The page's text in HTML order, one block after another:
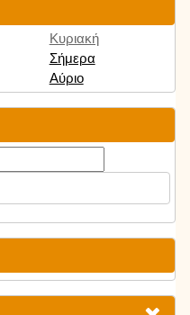
Κυριακή
Σήμερα
Αύριο